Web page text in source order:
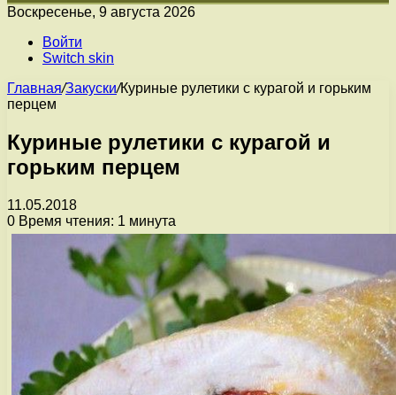
Воскресенье, 9 августа 2026
Войти
Switch skin
Главная/Закуски/Куриные рулетики с курагой и горьким
перцем
Куриные рулетики с курагой и
горьким перцем
11.05.2018
0 Время чтения: 1 минута